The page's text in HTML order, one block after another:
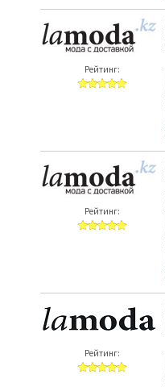
Рейтинг:
Рейтинг:
Рейтинг: